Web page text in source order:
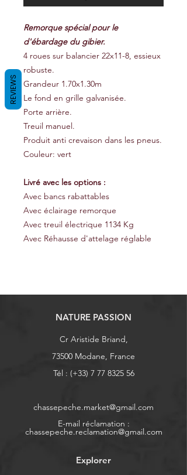
Remorque spécial pour le
d'ébardage du gibier.
4 roues sur balancier 22x11-8, essieux
robuste.
Grandeur 1.70x1.30m
Le fond en grille galvanisée.
Porte arrière.
Treuil manuel.
Produit anti crevaison dans les pneus.
Couleur: vert
Livré avec les options :
Avec bancs rabattables
Avec éclairage remorque
Avec treuil électrique 1134 Kg
Avec Réhausse d'attelage réglable
NATURE PASSION
Cr Aristide Briand,
73500 Modane, France
Tél : (+33) 7 77 8325 56
chassepeche.market@gmail.com
E-mail réclamation :
chassepeche.reclamation@gmail.com
Explorer
REVIEWS